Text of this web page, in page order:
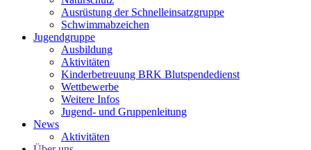
Ausrüstung der Schnelleinsatzgruppe
Schwimmabzeichen
Jugendgruppe
Ausbildung
Aktivitäten
Kinderbetreuung BRK Blutspendedienst
Wettbewerbe
Weitere Infos
Jugend- und Gruppenleitung
News
Aktivitäten